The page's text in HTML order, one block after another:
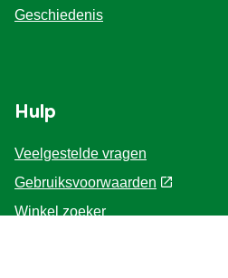
Geschiedenis
Hulp
Veelgestelde vragen
Gebruiksvoorwaarden
Winkel zoeker